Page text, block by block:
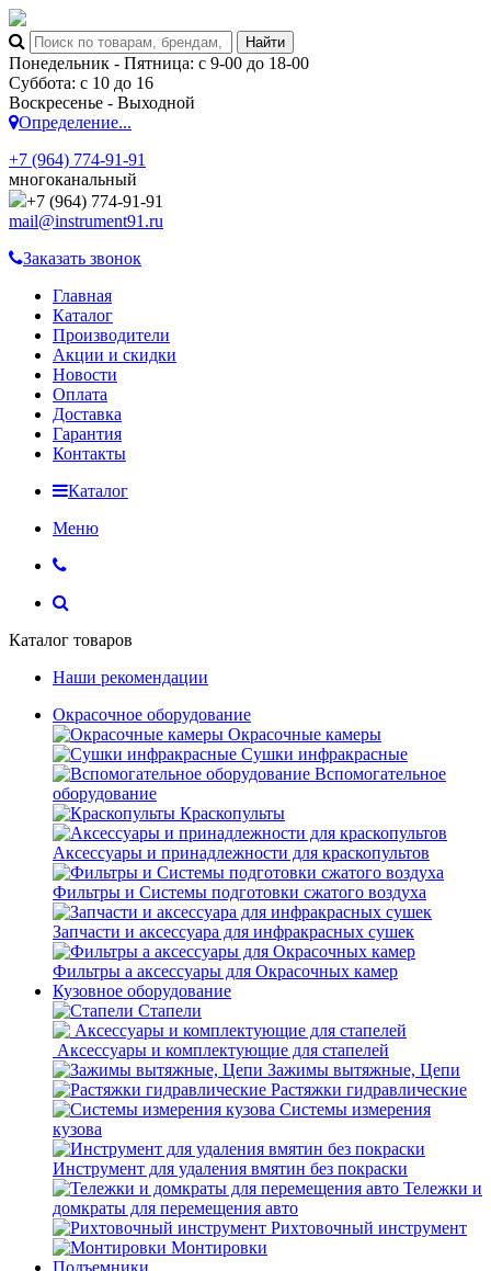
Понедельник - Пятница: с 9-00 до 18-00
Суббота: с 10 до 16
Воскресенье - Выходной
Определение...
+7 (964) 774-91-91
многоканальный
+7 (964) 774-91-91
mail@instrument91.ru
Заказать звонок
Главная
Каталог
Производители
Акции и скидки
Новости
Оплата
Доставка
Гарантия
Контакты
Каталог
Меню
Каталог товаров
Наши рекомендации
Окрасочное оборудование
Окрасочные камеры
Сушки инфракрасные
Вспомогательное
оборудование
Краскопульты
Аксессуары и принадлежности для краскопультов
Фильтры и Системы подготовки сжатого воздуха
Запчасти и аксессуара для инфракрасных сушек
Фильтры а аксессуары для Окрасочных камер
Кузовное оборудование
Стапели
Аксессуары и комплектующие для стапелей
Зажимы вытяжные, Цепи
Растяжки гидравлические
Системы измерения
кузова
Инструмент для удаления вмятин без покраски
Тележки и
домкраты для перемещения авто
Рихтовочный инструмент
Монтировки
Подъемники